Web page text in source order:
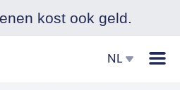
kost ook geld.
NL